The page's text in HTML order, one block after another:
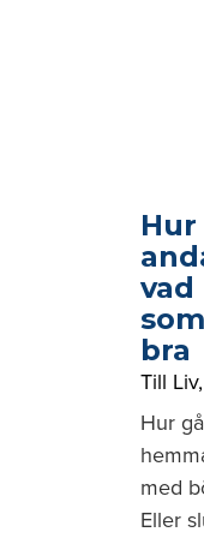
vad
bra
Till Liv,
Hur
med
Eller